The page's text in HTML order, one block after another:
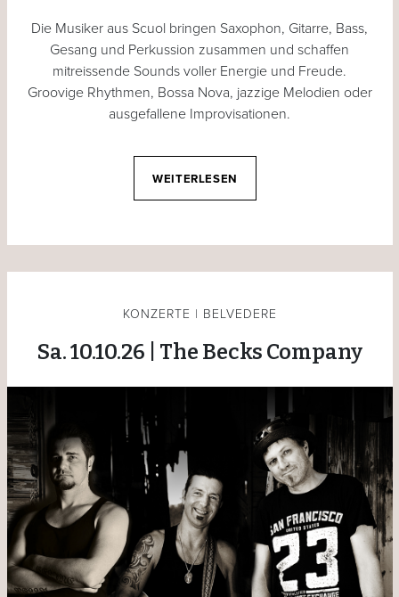
Die Musiker aus Scuol bringen Saxophon, Gitarre, Bass,
Gesang und Perkussion zusammen und schaffen
mitreissende Sounds voller Energie und Freude.
Groovige Rhythmen, Bossa Nova, jazzige Melodien oder
ausgefallene Improvisationen.
WEITERLESEN
KONZERTE | BELVEDERE
Sa. 10.10.26 | The Becks Company